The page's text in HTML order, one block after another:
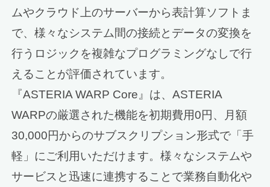
ムやクラウド上のサーバーから表計算ソフトま
で、様々なシステム間の接続とデータの変換を
行うロジックを複雑なプログラミングなしで行
えることが評価されています。
『ASTERIA WARP Core』は、ASTERIA
WARPの厳選された機能を初期費用0円、月額
30,000円からのサブスクリプション形式で「手
軽」にご利用いただけます。様々なシステムや
サービスと迅速に連携することで業務自動化や